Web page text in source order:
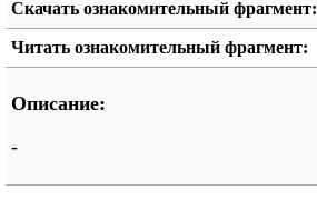
Скачать ознакомительный фрагмент:
Читать ознакомительный фрагмент:
Описание:
-